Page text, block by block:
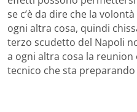
se c’è da dire che la
ogni altra cosa, quindi
terzo scudetto del Napoli
a ogni altra cosa la
tecnico che sta preparando